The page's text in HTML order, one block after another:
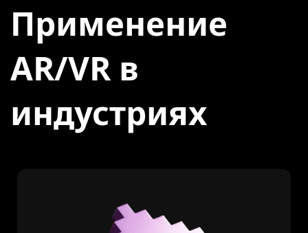
Применение
AR/VR в
индустриях